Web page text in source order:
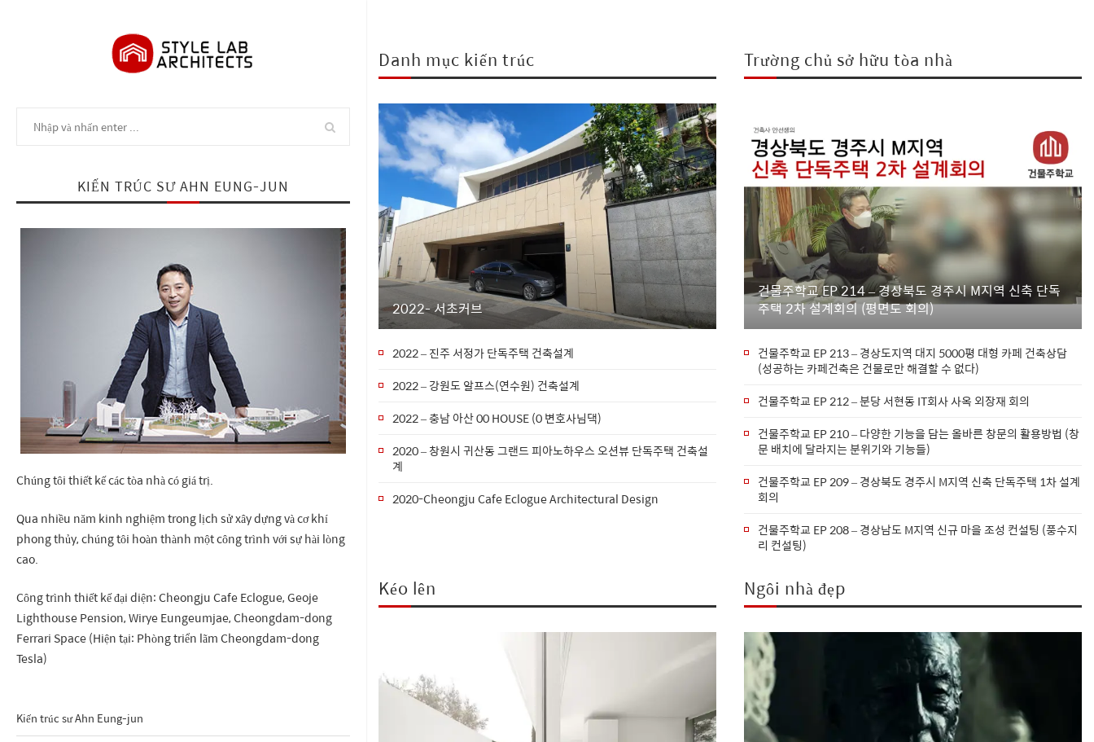
KIẾN TRÚC SƯ AHN EUNG-JUN
Chúng tôi thiết kế các tòa nhà có giá trị.
Qua nhiều năm kinh nghiệm trong lịch sử xây dựng và cơ khí
phong thủy, chúng tôi hoàn thành một công trình với sự hài lòng
cao.
Công trình thiết kế đại diện: Cheongju Cafe Eclogue, Geoje
Lighthouse Pension, Wirye Eungeumjae, Cheongdam-dong
Ferrari Space (Hiện tại: Phòng triển lãm Cheongdam-dong
Tesla)
Kiến trúc sư Ahn Eung-jun
Danh mục kiến trúc
2022- 서초커브
2022 – 진주 서정가 단독주택 건축설계
2022 – 강원도 알프스(연수원) 건축설계
2022 – 충남 아산 00 HOUSE (0 변호사님댁)
2020 – 창원시 귀산동 그랜드 피아노하우스 오션뷰 단독주택 건축설
계
2020-Cheongju Cafe Eclogue Architectural Design
Trường chủ sở hữu tòa nhà
건물주학교 EP 214 – 경상북도 경주시 M지역 신축 단독
주택 2차 설계회의 (평면도 회의)
건물주학교 EP 213 – 경상도지역 대지 5000평 대형 카페 건축상담
(성공하는 카페건축은 건물로만 해결할 수 없다)
건물주학교 EP 212 – 분당 서현동 IT회사 사옥 외장재 회의
건물주학교 EP 210 – 다양한 기능을 담는 올바른 창문의 활용방법 (창
문 배치에 달라지는 분위기와 기능들)
건물주학교 EP 209 – 경상북도 경주시 M지역 신축 단독주택 1차 설계
회의
건물주학교 EP 208 – 경상남도 M지역 신규 마을 조성 컨설팅 (풍수지
리 컨설팅)
Kéo lên Ngôi nhà đẹp